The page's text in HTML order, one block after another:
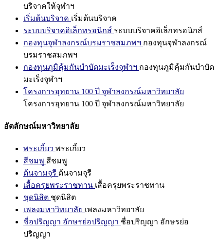
บริจาคให้จุฬาฯ
เริ่มต้นบริจาค เริ่มต้นบริจาค
ระบบบริจาคอิเล็กทรอนิกส์ ระบบบริจาคอิเล็กทรอนิกส์
กองทุนจุฬาลงกรณ์บรมราชสมภพฯ กองทุนจุฬาลงกรณ์
บรมราชสมภพฯ
กองทุนภูมิคุ้มกันบำบัดมะเร็งจุฬาฯ กองทุนภูมิคุ้มกันบำบัด
มะเร็งจุฬาฯ
โครงการอุทยาน 100 ปี จุฬาลงกรณ์มหาวิทยาลัย
โครงการอุทยาน 100 ปี จุฬาลงกรณ์มหาวิทยาลัย
อัตลักษณ์มหาวิทยาลัย
พระเกี้ยว พระเกี้ยว
สีชมพู สีชมพู
ต้นจามจุรี ต้นจามจุรี
เสื้อครุยพระราชทาน เสื้อครุยพระราชทาน
ชุดนิสิต ชุดนิสิต
เพลงมหาวิทยาลัย เพลงมหาวิทยาลัย
ชื่อปริญญา อักษรย่อปริญญา ชื่อปริญญา อักษรย่อ
ปริญญา